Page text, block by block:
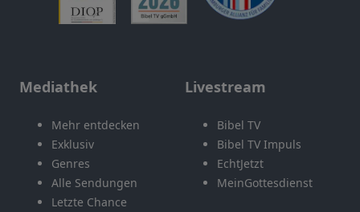
Mediathek
Mehr entdecken
Exklusiv
Genres
Alle Sendungen
Letzte Chance
Livestream
Bibel TV
Bibel TV Impuls
EchtJetzt
MeinGottesdienst